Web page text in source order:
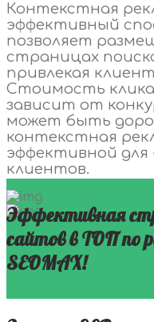
Контекстная
эффективный
позволяет
страницах
привлекая
Стоимость клика
зависит от
может быть
контекстная
эффективной для
клиентов.
Эффективная
сайтов в ТОП по
SEOMAX!